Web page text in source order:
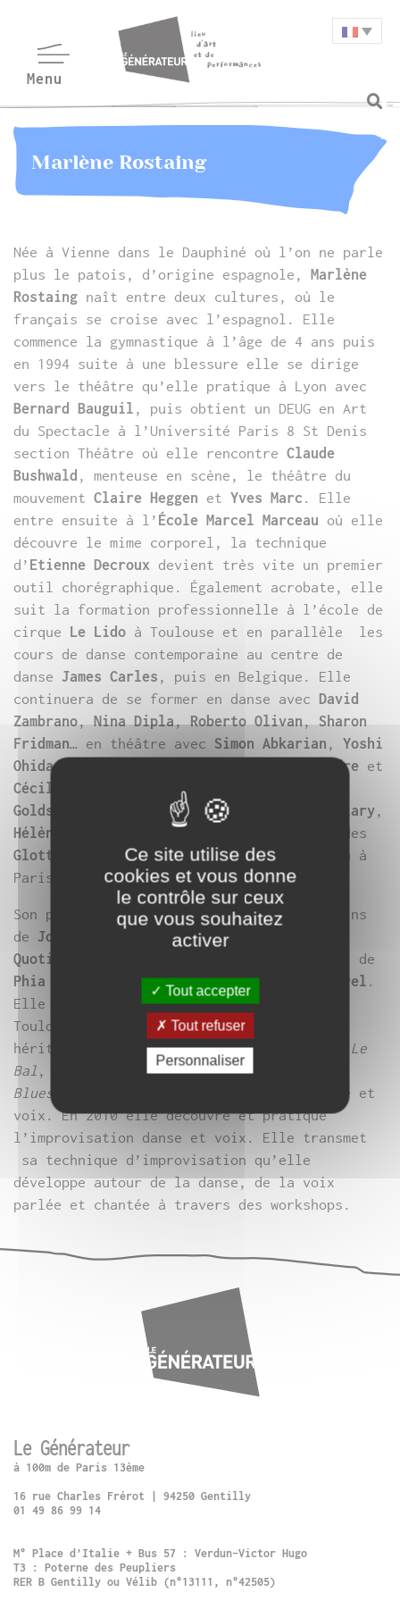
Marlène Rostaing
Née à Vienne dans le Dauphiné où l’on ne parle
plus le patois, d’origine espagnole, Marlène
Rostaing naît entre deux cultures, où le
français se croise avec l’espagnol. Elle
commence la gymnastique à l’âge de 4 ans puis
en 1994 suite à une blessure elle se dirige
vers le théâtre qu’elle pratique à Lyon avec
Bernard Bauguil , puis obtient un DEUG en Art
du Spectacle à l’Université Paris 8 St Denis
section Théâtre où elle rencontre Claude
Bushwald , menteuse en scène, le théâtre du
mouvement Claire Heggen et Yves Marc . Elle
entre ensuite à l’ École Marcel Marceau où elle
découvre le mime corporel, la technique
d’ Etienne Decroux devient très vite un premier
outil chorégraphique. Également acrobate, elle
suit la formation professionnelle à l’école de
cirque Le Lido à Toulouse et en parallèle les
cours de danse contemporaine au centre de
danse James Carles , puis en Belgique. Elle
continuera de se former en danse avec David
Zambrano,Nina Dipla,Roberto Olivan,Sharon
Fridman… en théâtre avec Simon Abkarian , Yoshi
Ohida, en improvisation avec Joëlle Léandre et
Cécile Loyer
et en chant avec
Goldsworthy
(Roy Hart Theater), Beñat Achiary,
Hélène Sage
Elise Dabrowski
, et l’école des
Glottes TrottersdirectionMartina Catella à
Paris.
Son parcours d’interprète croise les chemins
de Joëlle Bouvier , duCollectif l’Art
Quotidien
, de
Phia Ménard
, deLali Ayguadé, de Baro D’Evel .
Elle crée la
Cie Body ! Don’t Cry
Toulouse. Elle entame un chantier sur son
héritage de féminité à travers trois soli Le
Bal , Tragôdia ou Thésée-moi !
Blues
création 2023 où s’entremêlent danse et
voix. En 2010 elle découvre et pratique
l’improvisation danse et voix. Elle transmet
sa technique d’improvisation qu’elle
développe autour de la danse, de la voix
parlée et chantée à travers des workshops.
Le Générateur
à 100m de Paris 13ème
16 rue Charles Frérot | 94250 Gentilly
01 49 86 99 14
M° Place d’Italie + Bus 57 : Verdun-Victor Hugo
T3 : Poterne des Peupliers
RER B Gentilly ou Vélib (n°13111, n°42505)
Ce site utilise des
cookies et vous donne
le contrôle sur ceux
que vous souhaitez
activer
Tout accepter
Tout refuser
Personnaliser